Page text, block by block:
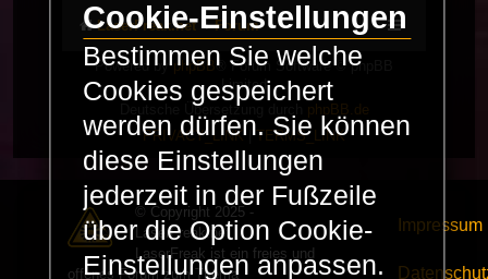
LaserFreak.net Forum
Powered byphpBB ® Forum Software © phpBB
Limited
Deutsche Übersetzung durch phpBB.de
PRIVACY_LINK|TERMS_LINK
© Copyright 2025 -
LaserFreak.net
LaserFreak ist ein freies und
offenes Forum zum Thema
Impressum
Cookie-Einstellungen
Bestimmen Sie welche
Cookies gespeichert
werden dürfen. Sie können
diese Einstellungen
jederzeit in der Fußzeile
über die Option Cookie-
Einstellungen anpassen.